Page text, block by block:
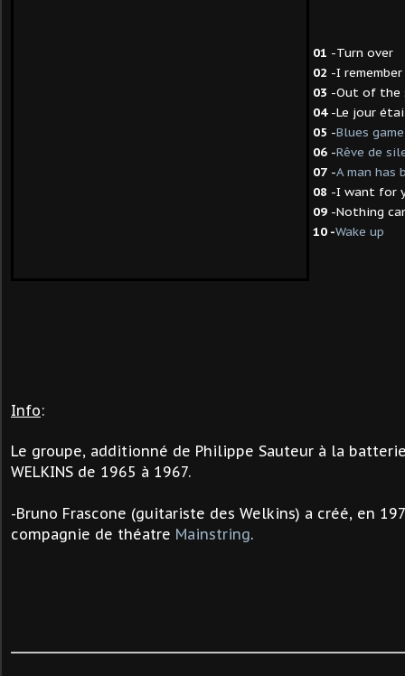
01 -Turn over
02 -I
03 -Out of the
04-Le jour
05 -Blues
06 -Rêve de
07 -A man has
08 -I want for
09 -Nothing
10 -Wake up
Info:
Le groupe, additionné de Philippe Sauteur à la
WELKINS de 1965 à 1967.
-Bruno Frascone (guitariste des Welkins) a créé, en
compagnie de théatre Mainstring.